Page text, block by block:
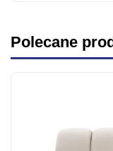
Polecane